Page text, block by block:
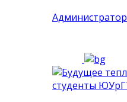
Администратор